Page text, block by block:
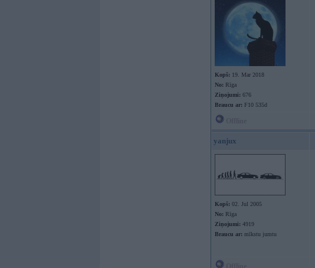
Kopš: 19. Mar 2018
No: Rīga
Ziņojumi: 676
Braucu ar: F10 535d
yanjux
Kopš: 02. Jul 2005
No: Rīga
Ziņojumi: 4919
Braucu ar: mīkstu jumtu